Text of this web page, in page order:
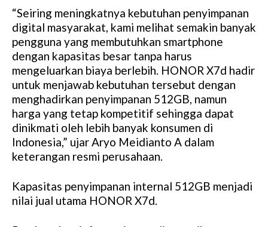
“Seiring meningkatnya kebutuhan penyimpanan
digital masyarakat, kami melihat semakin banyak
pengguna yang membutuhkan smartphone
dengan kapasitas besar tanpa harus
mengeluarkan biaya berlebih. HONOR X7d hadir
untuk menjawab kebutuhan tersebut dengan
menghadirkan penyimpanan 512GB, namun
harga yang tetap kompetitif sehingga dapat
dinikmati oleh lebih banyak konsumen di
Indonesia,” ujar Aryo Meidianto A dalam
keterangan resmi perusahaan.
Kapasitas penyimpanan internal 512GB menjadi
nilai jual utama HONOR X7d.